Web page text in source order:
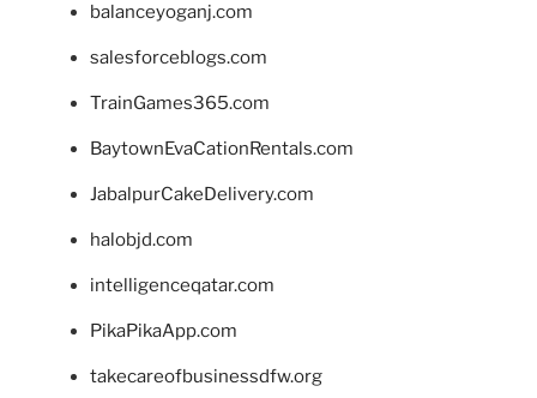
balanceyoganj.com
salesforceblogs.com
TrainGames365.com
BaytownEvaCationRentals.com
JabalpurCakeDelivery.com
halobjd.com
intelligenceqatar.com
PikaPikaApp.com
takecareofbusinessdfw.org